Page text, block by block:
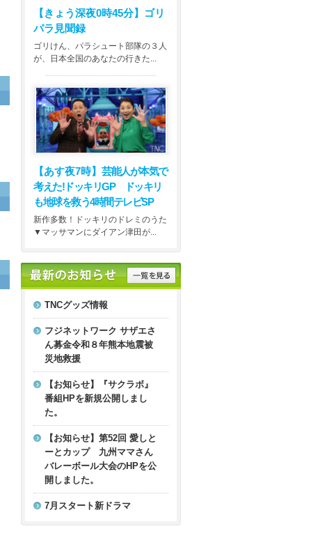
【きょう深夜0時45分】
ゴリ
パラ見聞録
ゴリけん、パラシュート部隊の３人
が、日本全国のあなたの行きた...
【あす夜7時】 芸能人が本気で
考えた!ドッキリGP ドッキリ
も地球を救う4時間テレビSP
新作多数！ドッキリのドレミのうた
▼マッサマンにダイアン津田が...
TNCグッズ情報
フジネットワーク サザエさ
ん募金令和８年熊本地震被
災地救援
【お知らせ】『サクラボ』
番組HPを新規公開しまし
た。
【お知らせ】第52回 愛しと
ーとカップ 九州ママさん
バレーボール大会のHPを公
開しました。
7月スタート新ドラマ